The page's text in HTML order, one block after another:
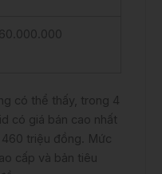
có thể thấy, trong 4
có giá bán cao nhất
triệu đồng. Mức
cấp và bản tiêu